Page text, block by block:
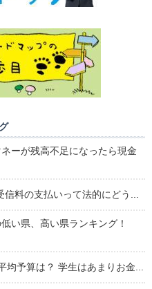
ーが残高不足になったら現金
料の支払いって法的にどう...
い県、高い県ランキング！
均予算は？ 学生はあまりお金...